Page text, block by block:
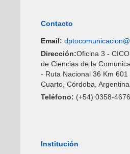
Contacto
Email:
Dirección:Oficina 3 -
de Ciencias de la
- Ruta Nacional 36 Km
Cuarto, Córdoba, Argentina
Teléfono: (+54) 0358-
Institución